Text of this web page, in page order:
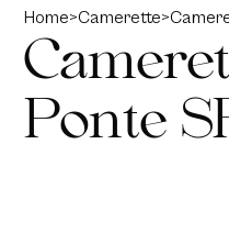
Home>Camerette>
Camere
Ponte S